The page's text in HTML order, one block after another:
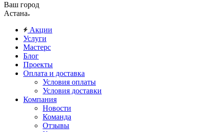
Ваш город
Астана
Акции
Услуги
Мастерс
Блог
Проекты
Оплата и доставка
Условия оплаты
Условия доставки
Компания
Новости
Команда
Отзывы